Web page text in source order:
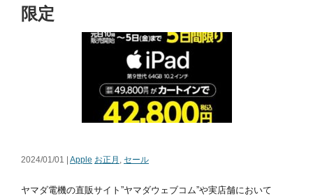
限定
2024/01/01 | Apple お正月 , セール
ヤマダ電機の直販サイト”ヤマダウェブコム”や実店舗において